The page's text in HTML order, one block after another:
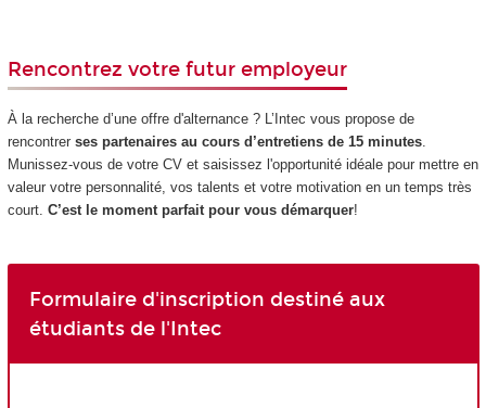
Rencontrez votre futur employeur
À la recherche d’une offre d'alternance ? L’Intec vous propose de
rencontrer ses partenaires au cours d’entretiens de 15 minutes.
Munissez-vous de votre CV et saisissez l'opportunité idéale pour mettre en
valeur votre personnalité, vos talents et votre motivation en un temps très
court. C’est le moment parfait pour vous démarquer!
Formulaire d'inscription destiné aux
étudiants de l'Intec